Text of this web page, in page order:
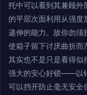
托中可以看到其兼顾外
的平层次面利用从强度
递伸的能力。故你勿须
使箱子留下讨厌曲折
其实也不是只是看得
强大的安心好锁——以
可以挡开防止毫无安全